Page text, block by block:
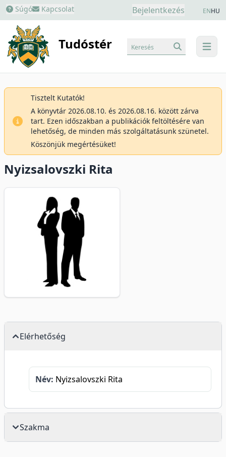
Súgó Kapcsolat Bejelentkezés ENHU
Tudóstér menu
Keresés
Tisztelt Kutatók!
A könyvtár 2026.08.10. és 2026.08.16. között zárva
tart. Ezen időszakban a publikációk feltöltésére van
lehetőség, de minden más szolgáltatásunk szünetel.
Köszönjük megértésüket!
Nyizsalovszki Rita
Elérhetőség
Név: Nyizsalovszki Rita
Szakma